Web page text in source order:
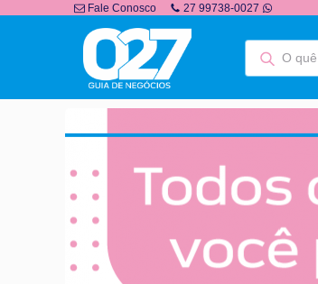
Fale Conosco 27 99738-0027